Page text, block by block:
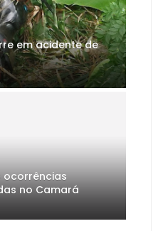
em acidente de
ocorrências
no Camará